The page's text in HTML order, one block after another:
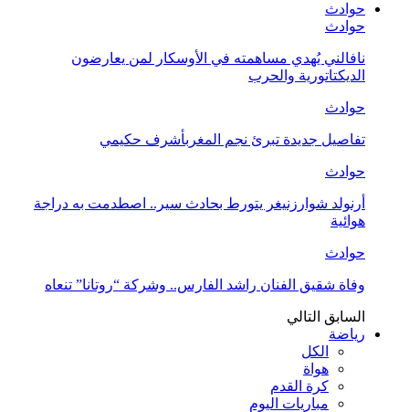
حوادث
حوادث
نافالني يُهدي مساهمته في الأوسكار لمن يعارضون
الديكتاتورية والحرب
حوادث
تفاصيل جديدة تبرئ نجم المغربأشرف حكيمي
حوادث
أرنولد شوارزنيغر يتورط بحادث سير.. اصطدمت به دراجة
هوائية
حوادث
وفاة شقيق الفنان راشد الفارس.. وشركة “روتانا” تنعاه
السابق التالي
رياضة
الكل
هواة
كرة القدم
مباريات اليوم